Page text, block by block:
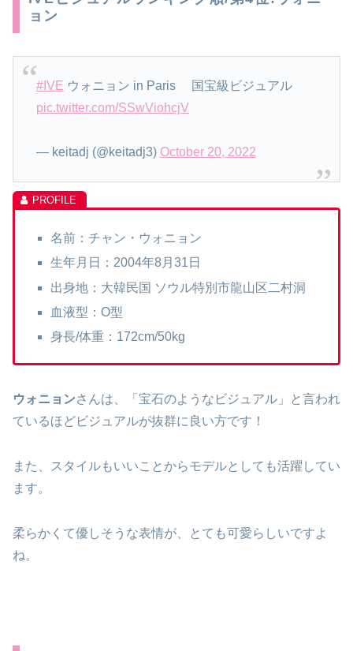
ョン
#IVE ウォニョン in Paris 国宝級ビジュアル
pic.twitter.com/SSwViohcjV
— keitadj (@keitadj3) October 20, 2022
名前：チャン・ウォニョン
生年月日：2004年8月31日
出身地：大韓民国 ソウル特別市龍山区二村洞
血液型：O型
身長/体重：172cm/50kg
ウォニョンさんは、「宝石のようなビジュアル」と言われ
ているほどビジュアルが抜群に良い方です！
また、スタイルもいいことからモデルとしても活躍してい
ます。
柔らかくて優しそうな表情が、とても可愛らしいですよ
ね。